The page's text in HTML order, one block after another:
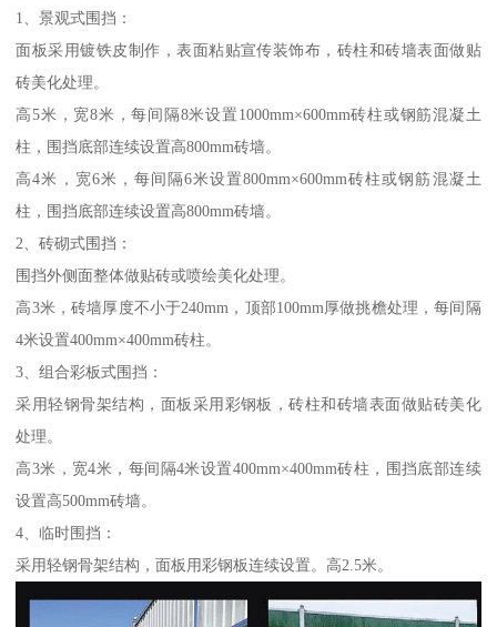
1、景观式围挡：
面板采用镀铁皮制作，表面粘贴宣传装饰布，砖柱和砖墙表面做贴
砖美化处理。
高5米，宽8米，每间隔8米设置1000mm×600mm砖柱或钢筋混凝土
柱，围挡底部连续设置高800mm砖墙。
高4米，宽6米，每间隔6米设置800mm×600mm砖柱或钢筋混凝土
柱，围挡底部连续设置高800mm砖墙。
2、砖砌式围挡：
围挡外侧面整体做贴砖或喷绘美化处理。
高3米，砖墙厚度不小于240mm，顶部100mm厚做挑檐处理，每间隔
4米设置400mm×400mm砖柱。
3、组合彩板式围挡：
采用轻钢骨架结构，面板采用彩钢板，砖柱和砖墙表面做贴砖美化
处理。
高3米，宽4米，每间隔4米设置400mm×400mm砖柱，围挡底部连续
设置高500mm砖墙。
4、临时围挡：
采用轻钢骨架结构，面板用彩钢板连续设置。高2.5米。